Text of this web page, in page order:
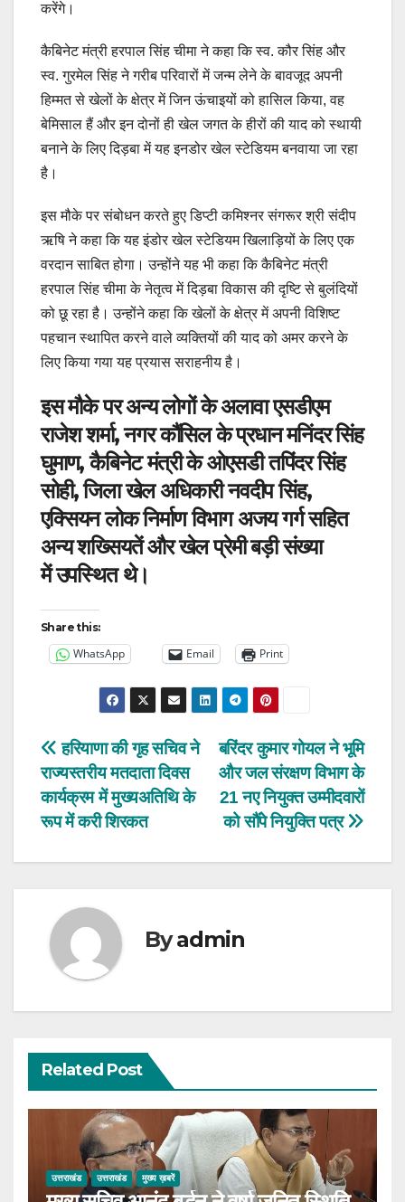
करेंगे।
कैबिनेट मंत्री हरपाल सिंह चीमा ने कहा कि स्व. कौर सिंह और
स्व. गुरमेल सिंह ने गरीब परिवारों में जन्म लेने के बावजूद अपनी
हिम्मत से खेलों के क्षेत्र में जिन ऊंचाइयों को हासिल किया, वह
बेमिसाल हैं और इन दोनों ही खेल जगत के हीरों की याद को स्थायी
बनाने के लिए दिड़बा में यह इनडोर खेल स्टेडियम बनवाया जा रहा
है।
इस मौके पर संबोधन करते हुए डिप्टी कमिश्नर संगरूर श्री संदीप
ऋषि ने कहा कि यह इंडोर खेल स्टेडियम खिलाड़ियों के लिए एक
वरदान साबित होगा। उन्होंने यह भी कहा कि कैबिनेट मंत्री
हरपाल सिंह चीमा के नेतृत्व में दिड़बा विकास की दृष्टि से बुलंदियों
को छू रहा है। उन्होंने कहा कि खेलों के क्षेत्र में अपनी विशिष्ट
पहचान स्थापित करने वाले व्यक्तियों की याद को अमर करने के
लिए किया गया यह प्रयास सराहनीय है।
इस मौके पर अन्य लोगों के अलावा एसडीएम
राजेश शर्मा, नगर कौंसिल के प्रधान मनिंदर सिंह
घुमाण, कैबिनेट मंत्री के ओएसडी तपिंदर सिंह
सोही, जिला खेल अधिकारी नवदीप सिंह,
एक्सियन लोक निर्माण विभाग अजय गर्ग सहित
अन्य शख्सियतें और खेल प्रेमी बड़ी संख्या
में उपस्थित थे।
Share this:
WhatsApp Email Print
Post
navigation
बरिंदर कुमार गोयल ने भूमि
और जल संरक्षण विभाग के
21 नए नियुक्त उम्मीदवारों
को सौंपे नियुक्ति पत्र
हरियाणा की गृह सचिव ने
राज्यस्तरीय मतदाता दिवस
कार्यक्रम में मुख्यअतिथि के
रूप में करी शिरकत
Byadmin
Related Post
उत्तराखंड उत्तराखंड मुख्य ख़बरें